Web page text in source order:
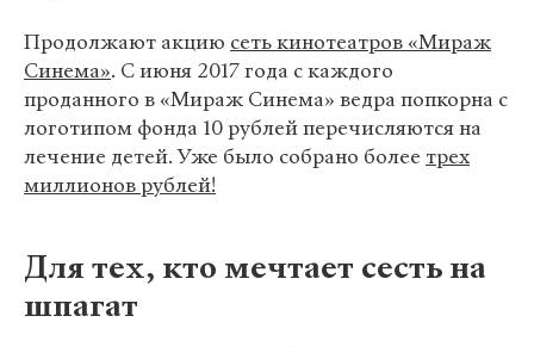
Продолжают акцию сеть кинотеатров «Мираж
Синема». C июня 2017 года с каждого
проданного в «Мираж Синема» ведра попкорна с
логотипом фонда 10 рублей перечисляются на
лечение детей. Уже было собрано более трех
миллионов рублей!
Для тех, кто мечтает сесть на
шпагат